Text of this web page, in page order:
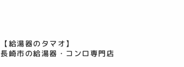
【給湯器のタマオ】
長崎市の給湯器・コンロ専門店